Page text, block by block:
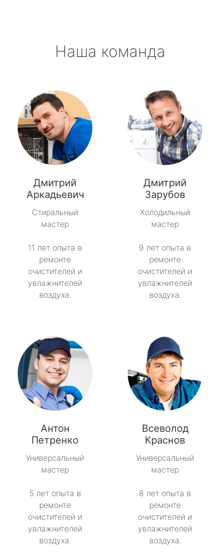
Наша команда
Дмитрий
Аркадьевич
Стиральный
мастер
11 лет опыта в
ремонте
очистителей и
увлажнителей
воздуха.
Дмитрий
Зарубов
Холодильный
мастер
9 лет опыта в
ремонте
очистителей и
увлажнителей
воздуха.
Антон
Петренко
Универсальный
мастер
5 лет опыта в
ремонте
очистителей и
увлажнителей
воздуха.
Всеволод
Краснов
Универсальный
мастер
8 лет опыта в
ремонте
очистителей и
увлажнителей
воздуха.